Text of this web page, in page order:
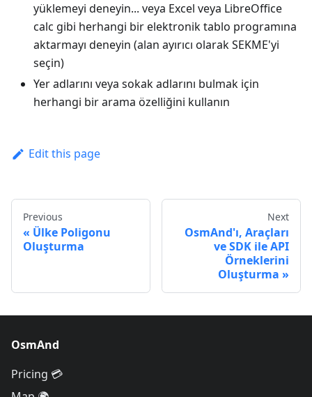
yüklemeyi deneyin... veya Excel veya LibreOffice
calc gibi herhangi bir elektronik tablo programına
aktarmayı deneyin (alan ayırıcı olarak SEKME'yi
seçin)
Yer adlarını veya sokak adlarını bulmak için
herhangi bir arama özelliğini kullanın
Edit this page
Previous
Ülke Poligonu
Oluşturma
Next
OsmAnd'ı, Araçları
ve SDK ile API
Örneklerini
Oluşturma
OsmAnd
Pricing 💳